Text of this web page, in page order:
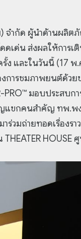
จำกัด ผู้นำด้านผลิต
ดเด่น ส่งผลให้การ
และในวันนี้ (17 พ.
ารชมภาพยนต์ด้วย
PRO™ มอบประสบ
ขกคนสำคัญ ทพ.พ
าร่วมถ่ายทอดเรื่อง